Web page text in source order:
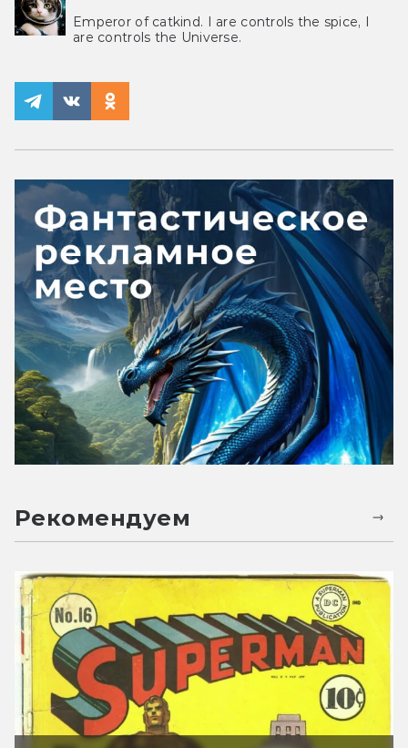
Emperor of catkind. I are controls the spice, I
are controls the Universe.
Рекомендуем